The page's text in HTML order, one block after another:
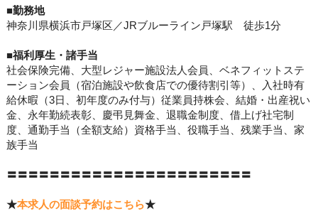
■勤務地
神奈川県横浜市戸塚区／JRブルーライン戸塚駅 徒歩1分
■福利 厚生・諸手当
社会保険完備、大型レジャー施設法人会員、ベネフィットステ
ーション会員（宿泊施設や飲食店での優待割引等）、入社時有
給休暇（3日、初年度のみ付与）従業員持株会、結婚・出産祝い
金、永年勤続表彰、慶弔見舞金、退職金制度、借上げ社宅制
度、通勤手当（全額支給）資格手当、役職手当、残業手当、家
族手当
〓〓〓〓〓〓〓〓〓〓〓〓〓〓〓〓〓〓〓〓〓〓〓
★本求人の面談予約はこちら★